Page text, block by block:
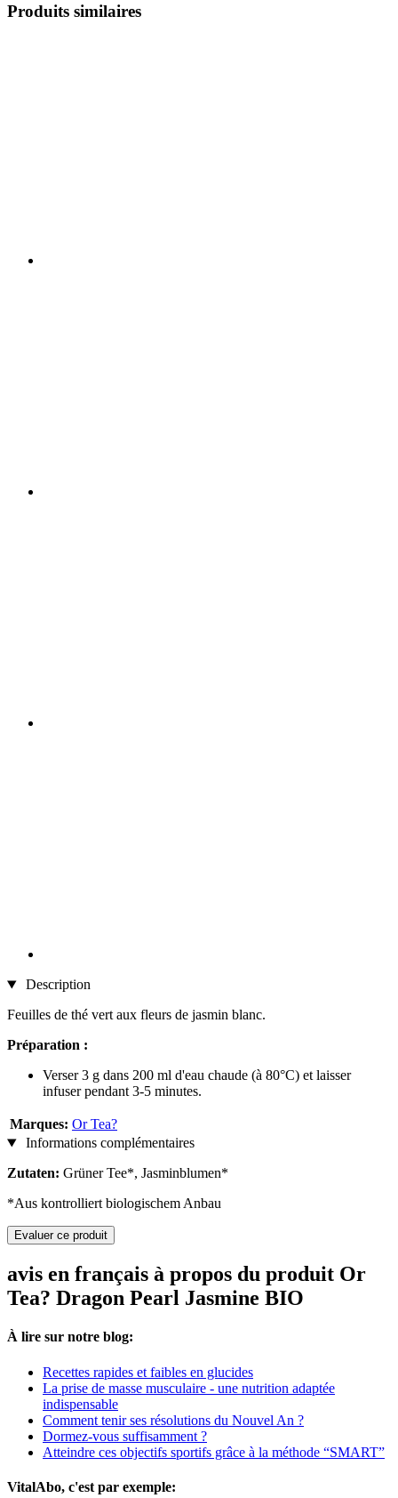
Produits similaires
Description
Feuilles de thé vert aux fleurs de jasmin blanc.
Préparation :
Verser 3 g dans 200 ml d'eau chaude (à 80°C) et laisser
infuser pendant 3-5 minutes.
Marques: Or Tea?
Informations complémentaires
Zutaten: Grüner Tee*, Jasminblumen*
*Aus kontrolliert biologischem Anbau
Evaluer ce produit
avis en français à propos du produit Or
Tea? Dragon Pearl Jasmine BIO
À lire sur notre blog:
Recettes rapides et faibles en glucides
La prise de masse musculaire - une nutrition adaptée
indispensable
Comment tenir ses résolutions du Nouvel An ?
Dormez-vous suffisamment ?
Atteindre ces objectifs sportifs grâce à la méthode “SMART”
VitalAbo, c'est par exemple: